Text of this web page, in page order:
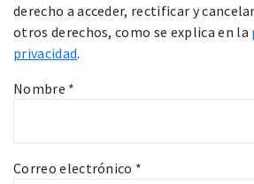
derecho a acceder, rectificar y
otros derechos, como se explica en la
privacidad.
Nombre *
Correo electrónico *